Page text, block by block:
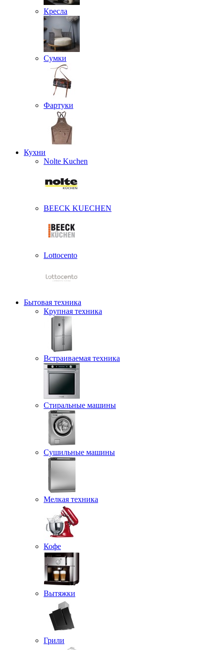
Кресла
Сумки
Фартуки
Кухни
Nolte Kuchen
BEECK KUECHEN
Lottocento
Бытовая техника
Крупная техника
Встраиваемая техника
Стиральные машины
Сушильные машины
Мелкая техника
Кофе
Вытяжки
Грили